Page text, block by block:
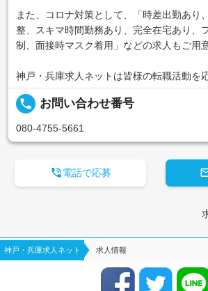
また、コロナ対策として、「時差出勤あり
整、スキマ時間勤務あり、完全在宅あり、
制、面接時マスク着用」などの求人もご用
神戸・兵庫求人ネットは皆様の転職活動を
local_phone お問い合わせ番号
080-4755-5661
電話で応募
神戸・兵庫求人ネット 求人情報